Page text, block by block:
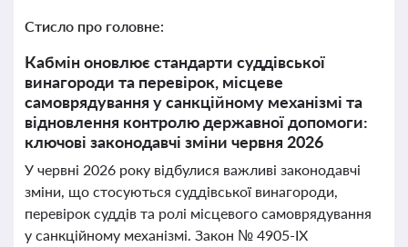
Стисло про головне:
Кабмін оновлює стандарти суддівської
винагороди та перевірок, місцеве
самоврядування у санкційному механізмі та
відновлення контролю державної допомоги:
ключові законодавчі зміни червня 2026
У червні 2026 року відбулися важливі законодавчі
зміни, що стосуються суддівської винагороди,
перевірок суддів та ролі місцевого самоврядування
у санкційному механізмі. Закон № 4905-IX